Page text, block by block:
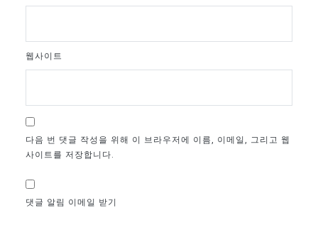
웹사이트
다음 번 댓글 작성을 위해 이 브라우저에 이름, 이메일, 그리고 웹
사이트를 저장합니다.
댓글 알림 이메일 받기